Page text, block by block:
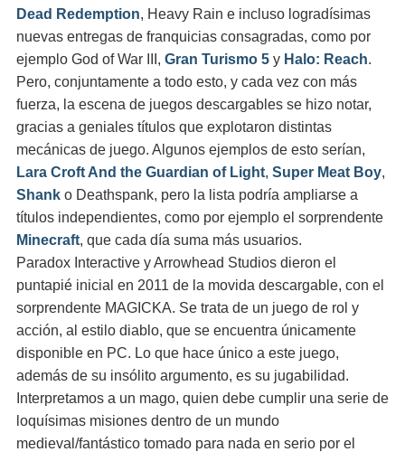
Dead Redemption, Heavy Rain e incluso logradísimas
nuevas entregas de franquicias consagradas, como por
ejemplo God of War III, Gran Turismo 5 y Halo: Reach.
Pero, conjuntamente a todo esto, y cada vez con más
fuerza, la escena de juegos descargables se hizo notar,
gracias a geniales títulos que explotaron distintas
mecánicas de juego. Algunos ejemplos de esto serían,
Lara Croft And the Guardian of Light, Super Meat Boy,
Shank o Deathspank, pero la lista podría ampliarse a
títulos independientes, como por ejemplo el sorprendente
Minecraft, que cada día suma más usuarios.
Paradox Interactive y Arrowhead Studios dieron el
puntapié inicial en 2011 de la movida descargable, con el
sorprendente MAGICKA. Se trata de un juego de rol y
acción, al estilo diablo, que se encuentra únicamente
disponible en PC. Lo que hace único a este juego,
además de su insólito argumento, es su jugabilidad.
Interpretamos a un mago, quien debe cumplir una serie de
loquísimas misiones dentro de un mundo
medieval/fantástico tomado para nada en serio por el